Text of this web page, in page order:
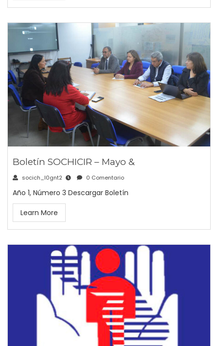
Boletín SOCHICIR – Mayo &
socich_l0gnt2 0 Comentario
Año 1, Número 3 Descargar Boletín
Learn More